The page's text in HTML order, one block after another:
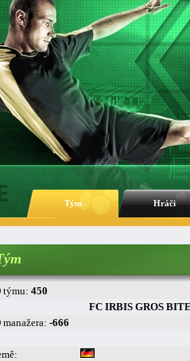
Tým Hráči
týmu: 450
FC IRBIS GROS
manažera: -666